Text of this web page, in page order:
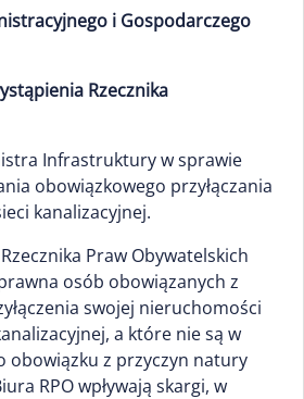
i Gospodarczego
Rzecznika
Infrastruktury w sprawie
obowiązkowego przyłączania
kanalizacyjnej.
Praw Obywatelskich
osób obowiązanych z
swojej nieruchomości
a które nie są w
obowiązku z przyczyn natury
RPO wpływają skargi, w